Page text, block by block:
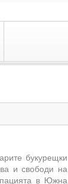
букурещки
и свободи на
в Южна